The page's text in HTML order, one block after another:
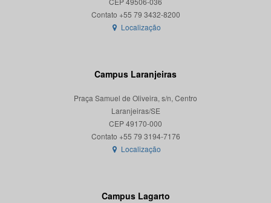
Localização
Campus Laranjeiras
Praça Samuel de Oliveira, s/n, Centro
Laranjeiras/SE
CEP 49170-000
Localização
Campus Lagarto